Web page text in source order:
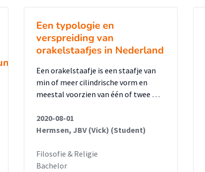
Een typologie en
verspreiding van
orakelstaafjes in Nederland
Een orakelstaafje is een staafje van
min of meer cilindrische vorm en
meestal voorzien van één of twee …
2020-08-01
Hermsen, JBV (Vick) (Student)
Filosofie & Religie
Bachelor